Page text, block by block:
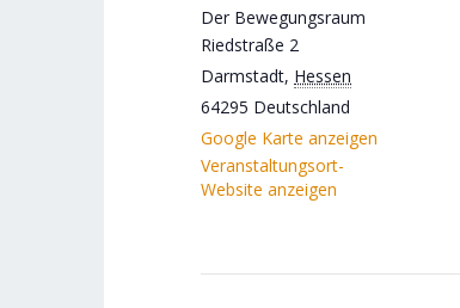
Der Bewegungsraum
Riedstraße 2
Darmstadt, Hessen
64295 Deutschland
Google Karte anzeigen
Veranstaltungsort-
Website anzeigen